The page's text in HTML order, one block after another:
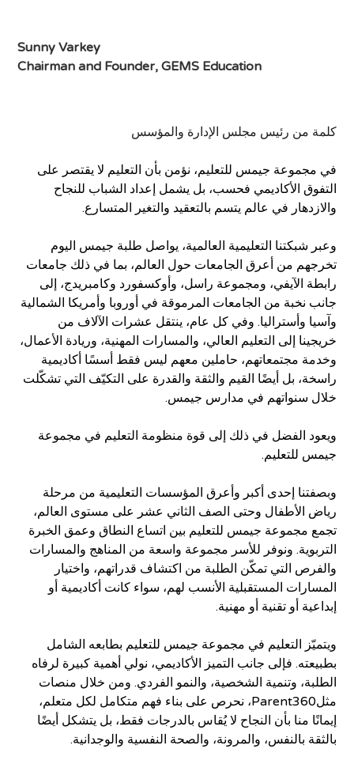
Sunny Varkey
Chairman and Founder, GEMS Education
كلمة من رئيس مجلس الإدارة والمؤسس
في مجموعة جيمس للتعليم، نؤمن بأن التعليم لا يقتصر على
التفوق الأكاديمي فحسب، بل يشمل إعداد الشباب للنجاح
والازدهار في عالم يتسم بالتعقيد والتغير المتسارع.
وعبر شبكتنا التعليمية العالمية، يواصل طلبة جيمس اليوم
تخرجهم من أعرق الجامعات حول العالم، بما في ذلك جامعات
رابطة الآيفي، ومجموعة راسل، وأوكسفورد وكامبريدج، إلى
جانب نخبة من الجامعات المرموقة في أوروبا وأمريكا الشمالية
وآسيا وأستراليا. وفي كل عام، ينتقل عشرات الآلاف من
خريجينا إلى التعليم العالي، والمسارات المهنية، وريادة الأعمال،
وخدمة مجتمعاتهم، حاملين معهم ليس فقط أسسًا أكاديمية
راسخة، بل أيضًا القيم والثقة والقدرة على التكيّف التي تشكّلت
خلال سنواتهم في مدارس جيمس.
ويعود الفضل في ذلك إلى قوة منظومة التعليم في مجموعة
جيمس للتعليم.
وبصفتنا إحدى أكبر وأعرق المؤسسات التعليمية من مرحلة
رياض الأطفال وحتى الصف الثاني عشر على مستوى العالم،
تجمع مجموعة جيمس للتعليم بين اتساع النطاق وعمق الخبرة
التربوية. ونوفر للأسر مجموعة واسعة من المناهج والمسارات
والفرص التي تمكّن الطلبة من اكتشاف قدراتهم، واختيار
المسارات المستقبلية الأنسب لهم، سواء كانت أكاديمية أو
إبداعية أو تقنية أو مهنية.
ويتميّز التعليم في مجموعة جيمس للتعليم بطابعه الشامل
بطبيعته. فإلى جانب التميز الأكاديمي، نولي أهمية كبيرة لرفاه
الطلبة، وتنمية الشخصية، والنمو الفردي. ومن خلال منصات
مثلParent360، نحرص على بناء فهم متكامل لكل متعلم،
إيمانًا منا بأن النجاح لا يُقاس بالدرجات فقط، بل يتشكل أيضًا
بالثقة بالنفس، والمرونة، والصحة النفسية والوجدانية.